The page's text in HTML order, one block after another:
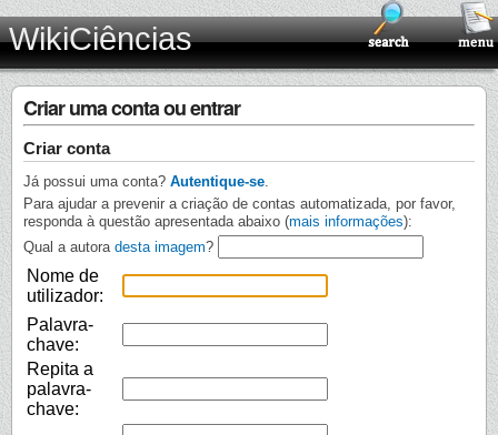
WikiCiências
Criar uma conta ou entrar
Criar conta
Já possui uma conta? Autentique-se
Para ajudar a prevenir a criação de contas automatizada, por favor,
responda à questão apresentada abaixo (mais informações):
Qual a autora desta imagem?
Nome de
utilizador:
Palavra-
chave:
Repita a
palavra-
chave: